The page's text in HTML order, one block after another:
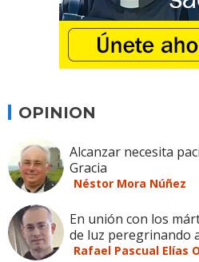
OPINION
Alcanzar necesita
Gracia
Néstor Mora Núñez
En unión con los
de luz peregrinando
Rafael Pascual Elías